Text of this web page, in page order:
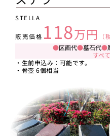
STELLA
販売価格 118万円 （
●区画代●墓石代●
すべ
・生前申込み：可能です。
・骨壺 6個相当